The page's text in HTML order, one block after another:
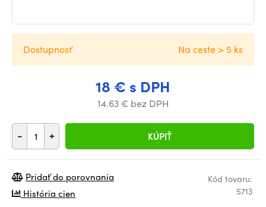
18 € s DPH
14.63 € bez DPH
- + KÚPIŤ
Dostupnosť Na ceste > 5 ks
Kód tovaru:
5713
Pridať do porovnania
História cien